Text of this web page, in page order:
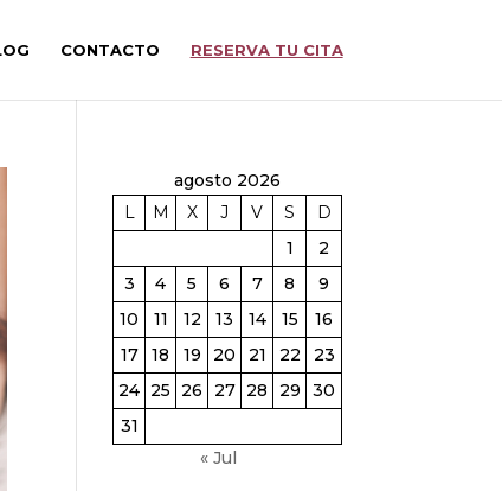
CONTACTO RESERVA TU CITA
agosto 2026
L
M X J V S
D
1
2
3
4 5 6 7 8
9
10
11 12 13 14 15
16
17
18 19 20 21 22
23
24 25 26 27 28 29
30
31
« Jul